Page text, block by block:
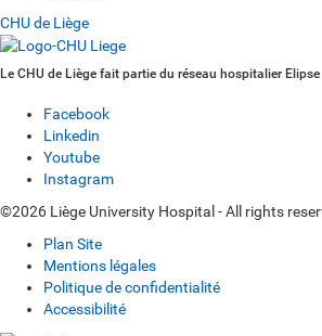
CHU de Liège
Le CHU de Liège fait partie du réseau hospitalier Elipse
Facebook
Linkedin
Youtube
Instagram
©2026 Liège University Hospital - All rights
Plan Site
Mentions légales
Politique de confidentialité
Accessibilité